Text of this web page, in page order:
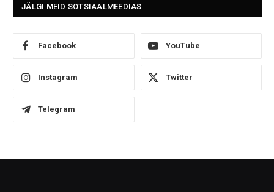
JÄLGI MEID SOTSIAALMEEDIAS
Facebook YouTube
Instagram Twitter
Telegram